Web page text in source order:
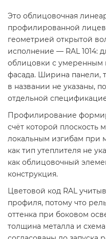
Это облицовочная
профилированной
геометрией открытой
исполнение — RAL 1014:
облицовки с умеренным
фасада. Ширина панели,
в названии не указаны,
отдельной
Профилирование
счёт которой
локальным изгибам при
как тип утеплителя не
как облицовочный
конструкция.
Цветовой код RAL
профиля, потому что
оттенка при боковом
толщина металла и